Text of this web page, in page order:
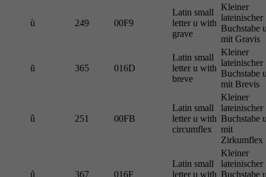
ù 249 00F9
Latin small
letter u with
grave
Kleiner
lateinischer
Buchstabe
mit Gravis
ŭ 365 016D
Latin small
letter u with
breve
Kleiner
lateinischer
Buchstabe
mit Brevis
û 251 00FB
Latin small
letter u with
circumflex
Kleiner
lateinischer
Buchstabe
mit
Zirkumflex
ů 367 016F
Latin small
letter u with
Kleiner
lateinischer
Buchstabe